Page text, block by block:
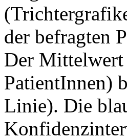
der befragten
Der Mittelwert
PatientInnen)
Linie). Die